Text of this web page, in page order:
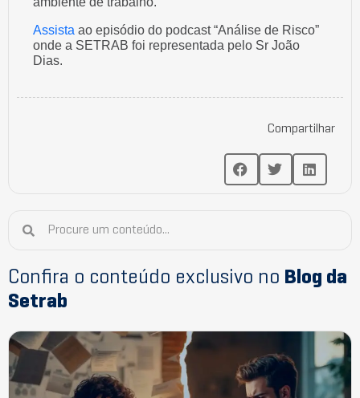
Assista ao episódio do podcast “Análise de Risco”
onde a SETRAB foi representada pelo Sr João
Dias.
Compartilhar
Confira o conteúdo exclusivo no Blog da
Setrab